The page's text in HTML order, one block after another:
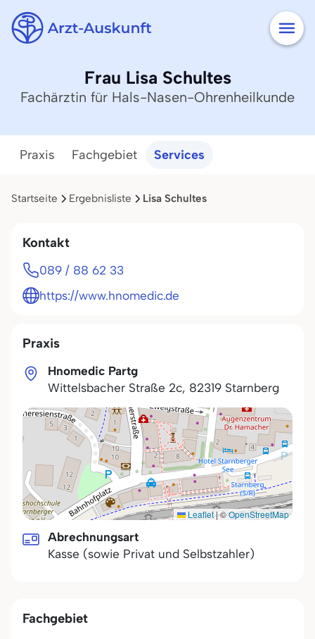
Frau Lisa Schultes
Fachärztin für Hals-Nasen-Ohrenheilkunde
Praxis Fachgebiet Services
Startseite Ergebnisliste Lisa Schultes
Praxis
Hnomedic Partg
Wittelsbacher Straße 2c, 82319 Starnberg
Leaflet|©OpenStreetMap
Abrechnungsart
Kasse (sowie Privat und Selbstzahler)
Fachgebiet
Kontakt
089 / 88 62 33
https://www.hnomedic.de